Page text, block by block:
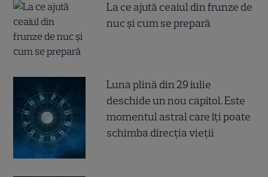
La ce ajută ceaiul din frunze de
nuc și cum se prepară
Luna plină din 29 iulie
deschide un nou capitol. Este
momentul astral care îți poate
schimba direcția vieții